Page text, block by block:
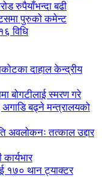
रुपैयाँभन्दा बढी
पुरुको कमेन्ट
विधि
दाहाल केन्द्रीय
बोगटीलाई स्मरण गरे
अगाडि बढ्ने मन्त्रालयको
अवलोकनः तत्काल उद्दार
१७० थान ट्याक्टर